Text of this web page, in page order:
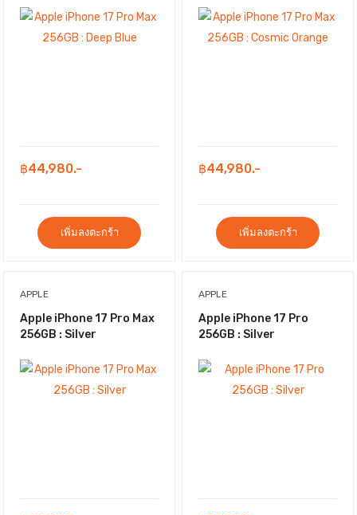
฿44,980.-
เพิ่มลงตะกร้า
฿44,980.-
เพิ่มลงตะกร้า
APPLE
Apple iPhone 17 Pro Max
256GB : Silver
APPLE
Apple iPhone 17 Pro
256GB : Silver